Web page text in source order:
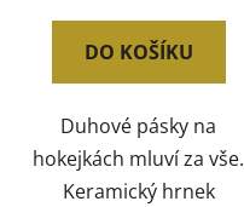
DO KOŠÍKU
Duhové pásky na
hokejkách mluví za vše.
Keramický hrnek